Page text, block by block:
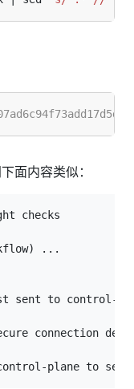
面内容类似：
checks
...
sent to control-
connection